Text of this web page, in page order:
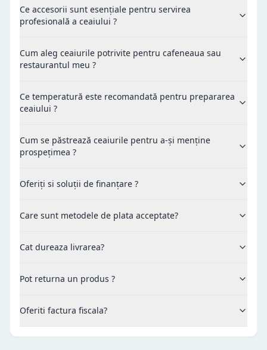
Ce accesorii sunt esențiale pentru servirea
profesională a ceaiului ?
Cum aleg ceaiurile potrivite pentru cafeneaua sau
restaurantul meu ?
Ce temperatură este recomandată pentru prepararea
ceaiului ?
Cum se păstrează ceaiurile pentru a-și menține
prospețimea ?
Oferiți si soluții de finanțare ?
Care sunt metodele de plata acceptate?
Cat dureaza livrarea?
Pot returna un produs ?
Oferiti factura fiscala?